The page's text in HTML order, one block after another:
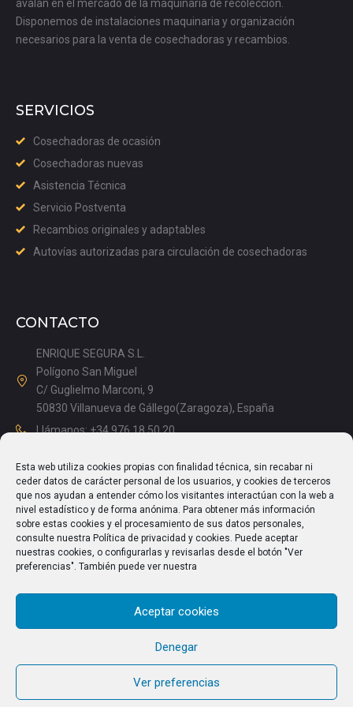
Esta web utiliza cookies propias con finalidad técnica, sin recabar ni
ceder datos de carácter personal de los usuarios, y cookies de terceros
que nos ayudan a entender cómo los visitantes interactúan con la web a
nivel estadístico y de forma anónima. Para obtener más información
sobre estas cookies y el procesamiento de sus datos personales,
consulte nuestra Política de privacidad y cookies. Puede aceptar
nuestras cookies, o configurarlas y revisarlas desde el botón "Ver
preferencias". También puede ver nuestra
Aceptar cookies
Denegar
Ver preferencias
avalan en el mercado de la maquinaria de recolección.
Disponemos de instalaciones maquinaria y organización
necesarios para la venta de cosechadoras y recambios.
SERVICIOS
Cosechadoras de ocasión
Cosechadoras nuevas
Asistencia Técnica
Servicio Postventa
Recambios originales y adaptables
Autovías autorizadas para circulación de cosechadoras
CONTACTO
ENRIQUE SEGURA S.L.
Polígono San Miguel
C/ Guglielmo Marconi, 9
50830 Villanueva de Gállego(Zaragoza), España
Llámanos: +34 976 18 50 20
Tardes: 14.00 – 17.15
info@enriquesegura.com
TEXTOS LEGALES
Aviso Legal
Política de Privacidad